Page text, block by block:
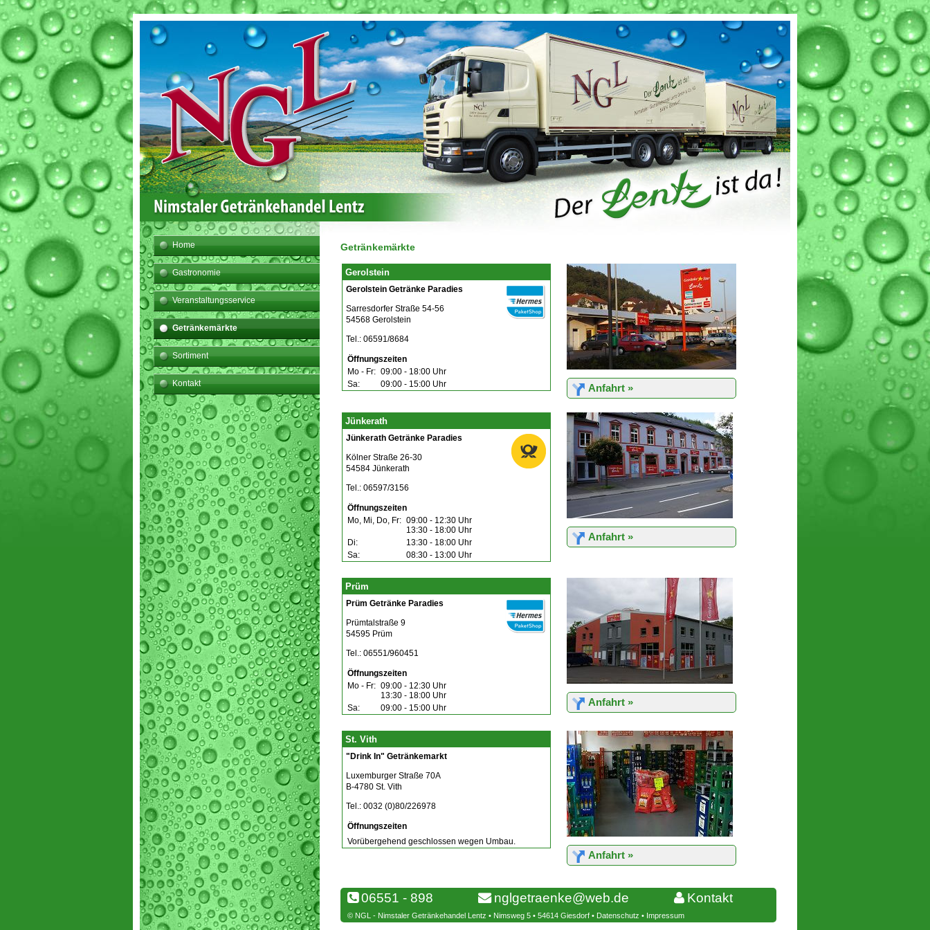
Home
Gastronomie
Veranstaltungsservice
Getränkemärkte
Sortiment
Kontakt
Getränkemärkte
Gerolstein
Gerolstein Getränke Paradies
Sarresdorfer Straße 54-56
54568 Gerolstein
Tel.: 06591/8684
Öffnungszeiten
Mo - Fr: 09:00 - 18:00 Uhr
Sa:
09:00 - 15:00 Uhr Anfahrt »
Jünkerath
Jünkerath Getränke Paradies
Kölner Straße 26-30
54584 Jünkerath
Tel.: 06597/3156
Öffnungszeiten
Mo, Mi, Do, Fr: 09:00 - 12:30 Uhr
13:30 - 18:00 Uhr
Di:
13:30 - 18:00 Uhr
Sa:
08:30 - 13:00 Uhr
Anfahrt »
Prüm
Prüm Getränke Paradies
Prümtalstraße 9
54595 Prüm
Tel.: 06551/960451
Öffnungszeiten
Mo - Fr: 09:00 - 12:30 Uhr
13:30 - 18:00 Uhr
Sa:
09:00 - 15:00 Uhr Anfahrt »
St. Vith
"Drink In" Getränkemarkt
Luxemburger Straße 70A
B-4780 St. Vith
Tel.: 0032 (0)80/226978
Öffnungszeiten
Vorübergehend geschlossen wegen Umbau.
Anfahrt »
06551 - 898 nglgetraenke@web.de Kontakt
© NGL - Nimstaler Getränkehandel Lentz • Nimsweg 5 • 54614 Giesdorf • Datenschutz • Impressum